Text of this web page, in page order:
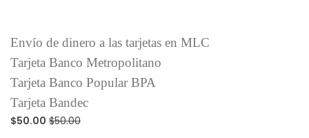
Envío de dinero a las tarjetas en MLC
Tarjeta Banco Metropolitano
Tarjeta Banco Popular BPA
Tarjeta Bandec
$50.00 $50.00